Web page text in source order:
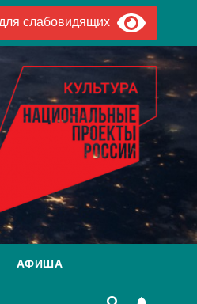
слабовидящих
АФИША